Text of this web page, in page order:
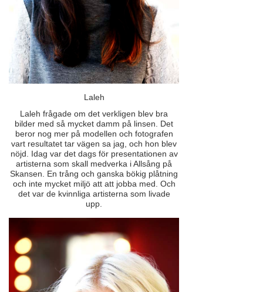
Laleh
Laleh frågade om det verkligen blev bra
bilder med så mycket damm på linsen. Det
beror nog mer på modellen och fotografen
vart resultatet tar vägen sa jag, och hon blev
nöjd. Idag var det dags för presentationen av
artisterna som skall medverka i Allsång på
Skansen. En trång och ganska bökig plåtning
och inte mycket miljö att att jobba med. Och
det var de kvinnliga artisterna som livade
upp.